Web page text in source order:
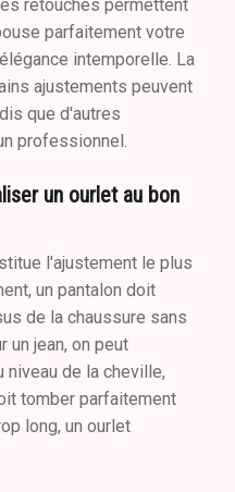
retouches permettent
parfaitement votre
intemporelle. La
ajustements peuvent
que d'autres
professionnel.
un ourlet au bon
l'ajustement le plus
un pantalon doit
de la chaussure sans
jean, on peut
niveau de la cheville,
tomber parfaitement
long, un ourlet